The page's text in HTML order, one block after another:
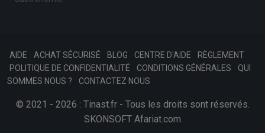
AIDE ACHAT SÉCURISÉ BLOG CENTRE D'AIDE
RÈGLEMENT
POLITIQUE DE CONFIDENTIALITÉ
CONDITIONS GÉNÉRALES
QUI
SOMMES NOUS ?
CONTACTEZ NOUS
© 2021 - 2026 : Tinast.fr - Tous les droits sont réservés.
SKONSOFT Afariat.com